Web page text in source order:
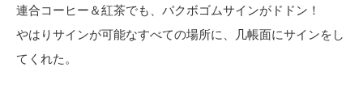
連合コーヒー＆紅茶でも、パクボゴムサインがドドン！
やはりサインが可能なすべての場所に、几帳面にサインをし
てくれた。